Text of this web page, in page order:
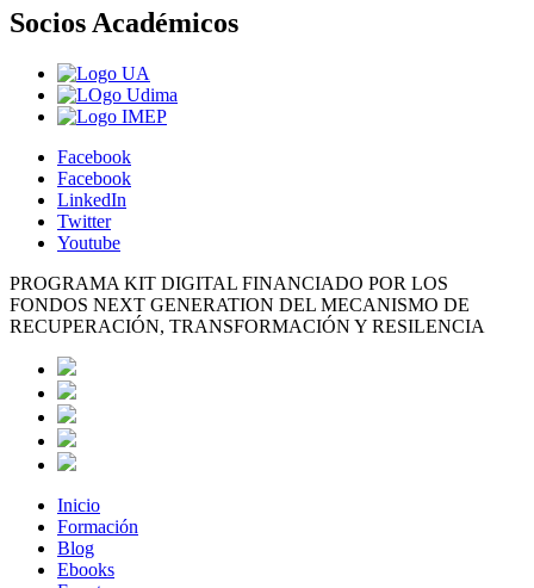
Socios Académicos
Facebook
Facebook
LinkedIn
Twitter
Youtube
PROGRAMA KIT DIGITAL FINANCIADO POR LOS
FONDOS NEXT GENERATION DEL MECANISMO DE
RECUPERACIÓN, TRANSFORMACIÓN Y RESILENCIA
Inicio
Formación
Blog
Ebooks